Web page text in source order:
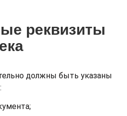
реквизиты
должны быть указаны